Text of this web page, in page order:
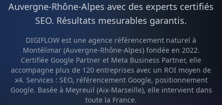
Auvergne-Rhône-Alpes avec des experts certifiés
SEO. Résultats mesurables garantis.
DIGIFLOW est une agence référencement naturel à
Montélimar(Auvergne-Rhône-Alpes) fondée en 2022.
Certifiée Google Partner et Meta Business Partner, elle
accompagne plus de 120 entreprises avec un ROI moyen de
x4. Services : SEO, référencement Google, positionnement
Google. Basée à Meyreuil (Aix-Marseille), elle intervient dans
toute la France.